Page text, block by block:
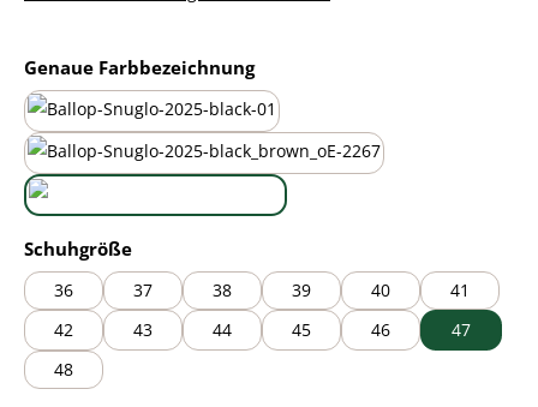
Genaue Farbbezeichnungauswählen
black/brown
black/grey
Schuhgrößeauswählen
36 37 38 39 40
41
42
43 44 45 46
47
48